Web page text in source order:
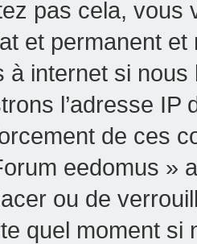
pas cela, vous
et permanent
à internet si
l’adresse IP
de ces
eedomus »
ou de
quel moment